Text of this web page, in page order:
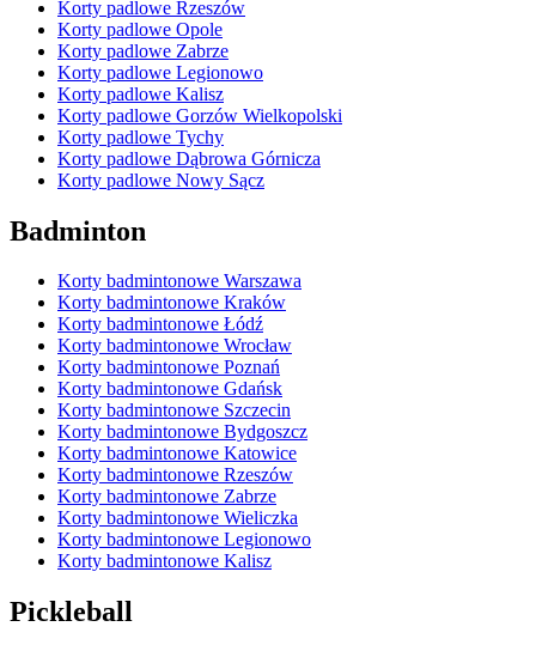
Korty padlowe Rzeszów
Korty padlowe Opole
Korty padlowe Zabrze
Korty padlowe Legionowo
Korty padlowe Kalisz
Korty padlowe Gorzów Wielkopolski
Korty padlowe Tychy
Korty padlowe Dąbrowa Górnicza
Korty padlowe Nowy Sącz
Badminton
Korty badmintonowe Warszawa
Korty badmintonowe Kraków
Korty badmintonowe Łódź
Korty badmintonowe Wrocław
Korty badmintonowe Poznań
Korty badmintonowe Gdańsk
Korty badmintonowe Szczecin
Korty badmintonowe Bydgoszcz
Korty badmintonowe Katowice
Korty badmintonowe Rzeszów
Korty badmintonowe Zabrze
Korty badmintonowe Wieliczka
Korty badmintonowe Legionowo
Korty badmintonowe Kalisz
Pickleball